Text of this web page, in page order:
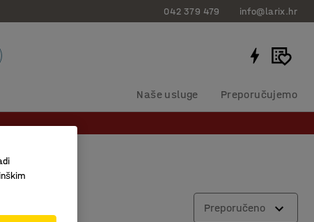
042 379 479 info@larix.hr
Naše usluge Preporučujemo
Preporučeno